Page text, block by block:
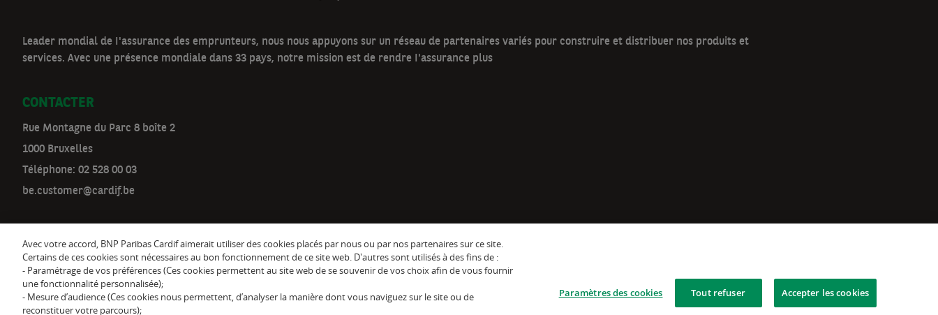
t
a
v
Leader mondial de I'assurance des emprunteurs, nous nous appuyons sur un réseau de partenaires variés pour construire et distribuer nos produits et
services. Avec une présence mondiale dans 33 pays, notre mission est de rendre I'assurance plus
CONTACTER
Rue Montagne du Parc 8 boîte 2
1000 Bruxelles
Téléphone: 02 528 00 03
be.customer@cardif.be
Suivez-nous sur
Avec votre accord, BNP Paribas Cardif aimerait utiliser des cookies placés par nous ou par nos partenaires sur ce site.
Certains de ces cookies sont nécessaires au bon fonctionnement de ce site web. D'autres sont utilisés à des fins de :
- Paramétrage de vos préférences (Ces cookies permettent au site web de se souvenir de vos choix afin de vous fournir
une fonctionnalité personnalisée);
- Mesure d’audience (Ces cookies nous permettent, d’analyser la manière dont vous naviguez sur le site ou de
reconstituer votre parcours);
Paramètres des cookies Tout refuser Accepter les cookies